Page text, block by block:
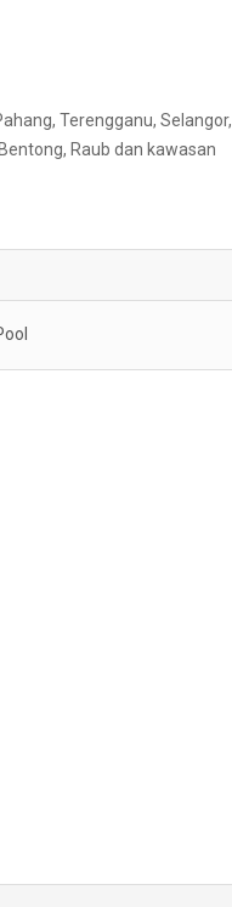
Terengganu, Selangor,
Raub dan kawasan